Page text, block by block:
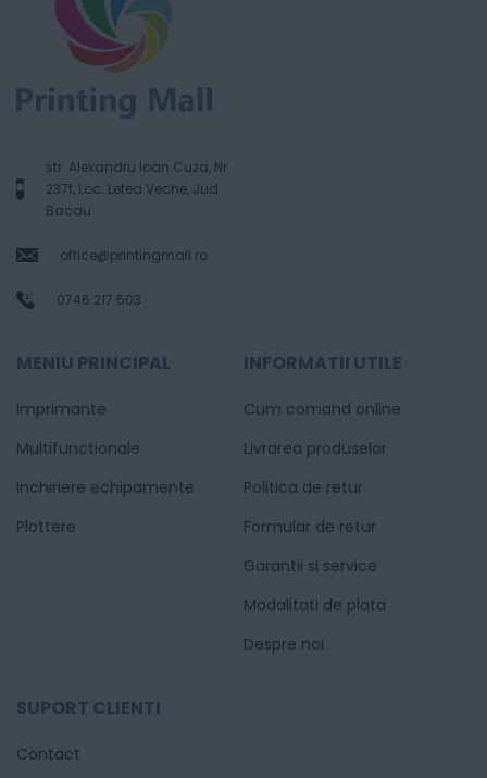
str. Alexandru Ioan Cuza, Nr.
237f, Loc. Letea Veche, Jud.
Bacau
office@printingmall.ro
0746.217.503
MENIU PRINCIPAL
Imprimante
Multifunctionale
Inchiriere echipamente
Plottere
INFORMATII UTILE
Cum comand online
Livrarea produselor
Politica de retur
Formular de retur
Garantii si service
Modalitati de plata
Despre noi
SUPORT CLIENTI
Contact